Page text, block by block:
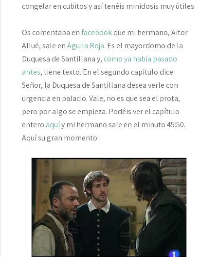
congelar en cubitos y así tenéis minidosis muy útiles.
Os comentaba enfacebookque mi hermano, Aitor
Allué, sale enÁguila Roja. Es el mayordomo de la
Duquesa de Santillanay, como ya había pasado
antes, tiene texto. En el segundo capítulo dice:
Señor, la Duquesa de Santillana desea verle con
urgencia en palacio.Vale, no es que sea el prota,
pero por algo se empieza. Podéis ver el capítulo
entero aquíy mi hermano sale en el minuto 45:50.
Aquí su gran momento: